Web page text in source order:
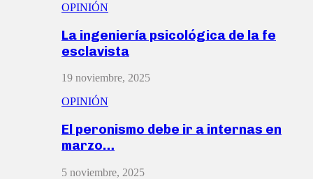
OPINIÓN
La ingeniería psicológica de la fe
esclavista
19 noviembre, 2025
OPINIÓN
El peronismo debe ir a internas en
marzo…
5 noviembre, 2025